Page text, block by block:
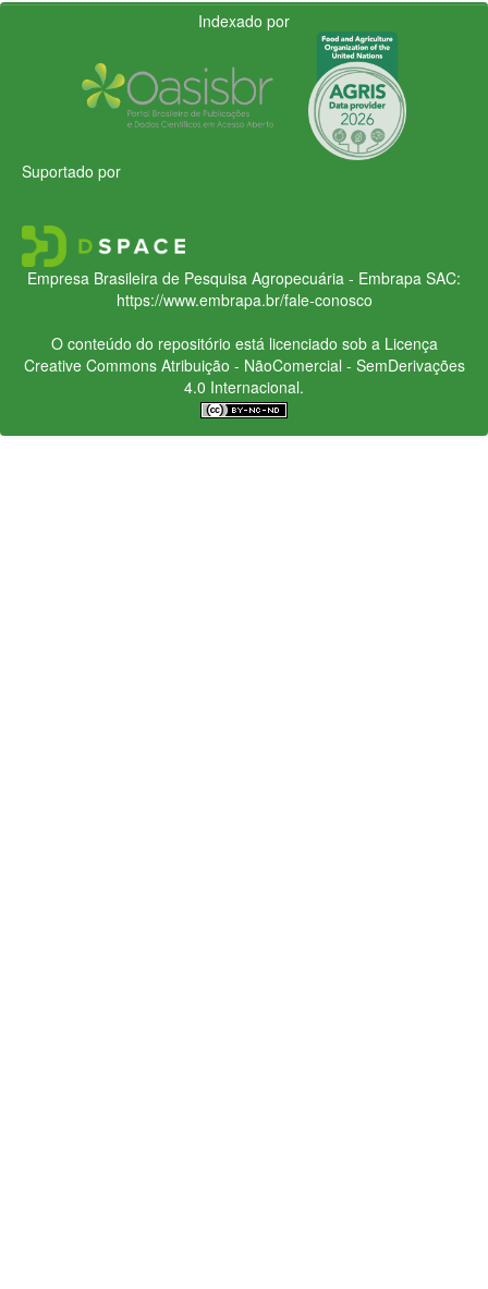
Indexado por
Suportado por
Empresa Brasileira de Pesquisa Agropecuária - Embrapa SAC:
https://www.embrapa.br/fale-conosco
O conteúdo do repositório está licenciado sob a Licença
Creative CommonsAtribuição - NãoComercial - SemDerivações
4.0 Internacional.